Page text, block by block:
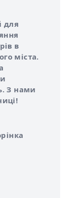
для
в
міста.
З нами